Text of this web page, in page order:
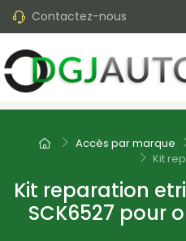
Contactez-nous
Accès par marque
Kit
Kit reparation
SCK6527 pour